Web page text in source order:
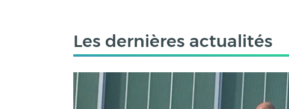
Les dernières actualités